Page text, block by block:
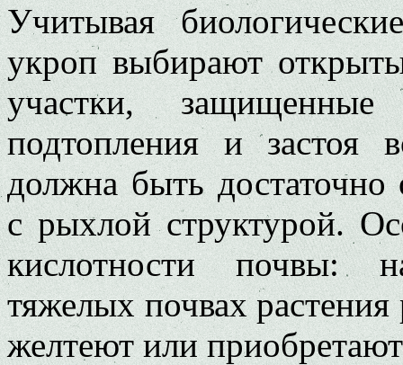
Учитывая
укроп выбирают
участки,
подтопления и застоя
должна быть достаточно
с рыхлой структурой.
кислотности почвы:
тяжелых почвах растения
желтеют или